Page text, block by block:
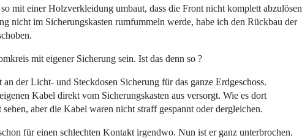
mit einer Holzverkleidung umbaut, dass die Front nicht komplett abzulösen
nicht im Sicherungskasten rumfummeln werde, habe ich den Rückbau der
mit eigener Sicherung sein. Ist das denn so ?
der Licht- und Steckdosen Sicherung für das ganze Erdgeschoss.
Kabel direkt vom Sicherungskasten aus versorgt. Wie es dort
aber die Kabel waren nicht straff gespannt oder dergleichen.
für einen schlechten Kontakt irgendwo. Nun ist er ganz unterbrochen.